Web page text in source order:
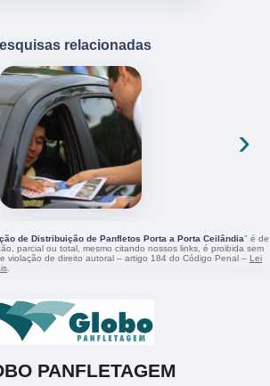
relacionadas
›
de Distribuição de Panfletos Porta a Porta Ceilândia" é de
parcial ou total, mesmo citando nossos links, é proibida sem
violação de direito autoral – artigo 184 do Código Penal – Lei
PANFLETAGEM